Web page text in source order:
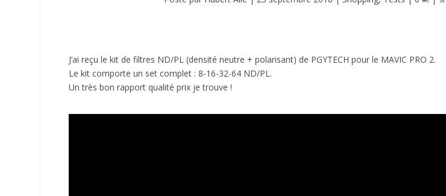
J’ai reçu le kit de filtres ND/PL (densité neutre + polarisant) de PGYTECH pour le MAVIC PRO 2.
Le kit comporte un set complet : 8-16-32-64 ND/PL.
Un très bon rapport qualité prix je trouve !